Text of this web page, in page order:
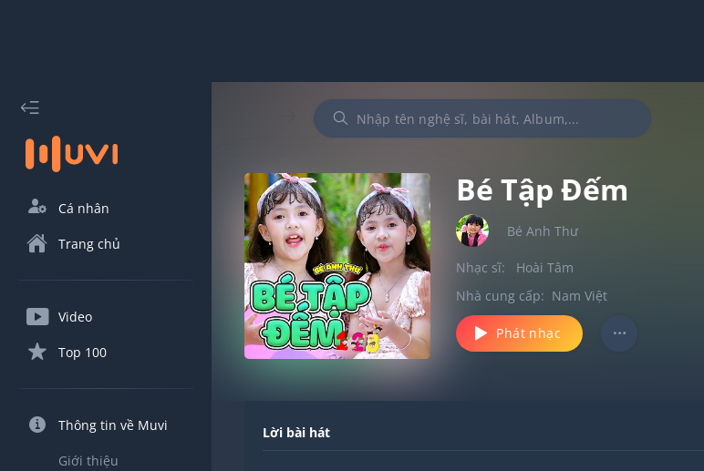
Cá nhân
Trang chủ
Video
Top 100
Thông tin về Muvi
Giới thiệu
Bé Tập Đếm
Bé Anh Thư
Nhạc sĩ: Hoài Tâm
Nhà cung cấp: Nam Việt
Phát nhạc
Lời bài hát